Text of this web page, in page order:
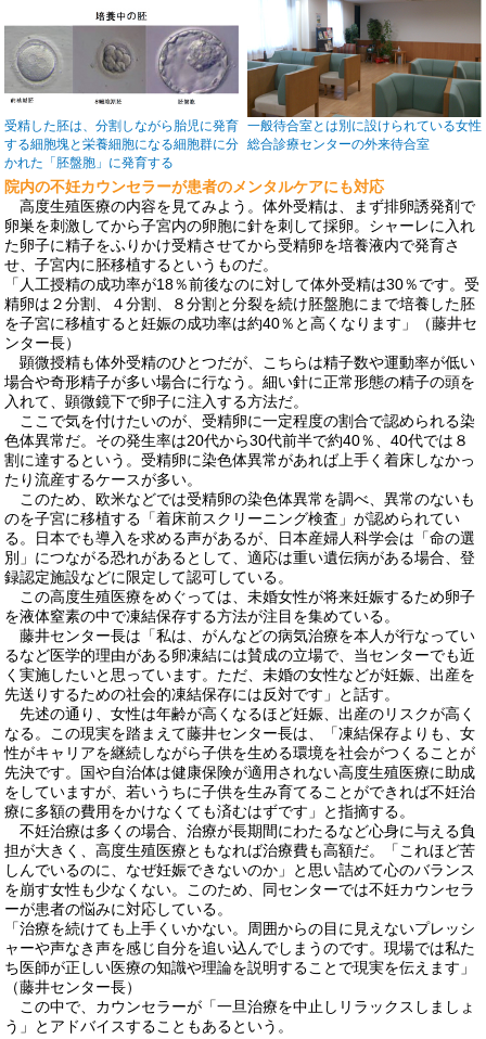
受精した胚は、分割しながら胎児に発育
する細胞塊と栄養細胞になる細胞群に分
かれた「胚盤胞」に発育する
一般待合室とは別に設けられている女性
総合診療センターの外来待合室
院内の不妊カウンセラーが患者のメンタルケアにも対応
高度生殖医療の内容を見てみよう。体外受精は、まず排卵誘発剤で
卵巣を刺激してから子宮内の卵胞に針を刺して採卵。シャーレに入れ
た卵子に精子をふりかけ受精させてから受精卵を培養液内で発育さ
せ、子宮内に胚移植するというものだ。
「人工授精の成功率が18％前後なのに対して体外受精は30％です。受
精卵は２分割、４分割、８分割と分裂を続け胚盤胞にまで培養した胚
を子宮に移植すると妊娠の成功率は約40％と高くなります」（藤井セ
ンター長）
顕微授精も体外受精のひとつだが、こちらは精子数や運動率が低い
場合や奇形精子が多い場合に行なう。細い針に正常形態の精子の頭を
入れて、顕微鏡下で卵子に注入する方法だ。
ここで気を付けたいのが、受精卵に一定程度の割合で認められる染
色体異常だ。その発生率は20代から30代前半で約40％、40代では８
割に達するという。受精卵に染色体異常があれば上手く着床しなかっ
たり流産するケースが多い。
このため、欧米などでは受精卵の染色体異常を調べ、異常のないも
のを子宮に移植する「着床前スクリーニング検査」が認められてい
る。日本でも導入を求める声があるが、日本産婦人科学会は「命の選
別」につながる恐れがあるとして、適応は重い遺伝病がある場合、登
録認定施設などに限定して認可している。
この高度生殖医療をめぐっては、未婚女性が将来妊娠するため卵子
を液体窒素の中で凍結保存する方法が注目を集めている。
藤井センター長は「私は、がんなどの病気治療を本人が行なってい
るなど医学的理由がある卵凍結には賛成の立場で、当センターでも近
く実施したいと思っています。ただ、未婚の女性などが妊娠、出産を
先送りするための社会的凍結保存には反対です」と話す。
先述の通り、女性は年齢が高くなるほど妊娠、出産のリスクが高く
なる。この現実を踏まえて藤井センター長は、「凍結保存よりも、女
性がキャリアを継続しながら子供を生める環境を社会がつくることが
先決です。国や自治体は健康保険が適用されない高度生殖医療に助成
をしていますが、若いうちに子供を生み育てることができれば不妊治
療に多額の費用をかけなくても済むはずです」と指摘する。
不妊治療は多くの場合、治療が長期間にわたるなど心身に与える負
担が大きく、高度生殖医療ともなれば治療費も高額だ。「これほど苦
しんでいるのに、なぜ妊娠できないのか」と思い詰めて心のバランス
を崩す女性も少なくない。このため、同センターでは不妊カウンセラ
ーが患者の悩みに対応している。
「治療を続けても上手くいかない。周囲からの目に見えないプレッシ
ャーや声なき声を感じ自分を追い込んでしまうのです。現場では私た
ち医師が正しい医療の知識や理論を説明することで現実を伝えます」
（藤井センター長）
この中で、カウンセラーが「一旦治療を中止しリラックスしましょ
う」とアドバイスすることもあるという。